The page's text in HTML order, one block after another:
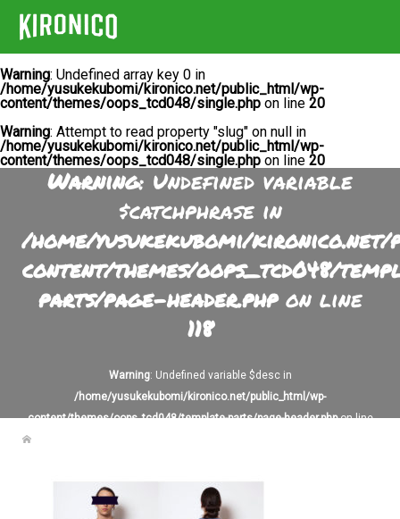
Warning: Undefined array key 0 in
/home/yusukekubomi/kironico.net/public_html/wp-
content/themes/oops_tcd048/single.php on line 20
Warning: Attempt to read property "slug" on null in
/home/yusukekubomi/kironico.net/public_html/wp-
content/themes/oops_tcd048/single.php on line 20
Warning: Undefined variable
$catchphrase in
/home/yusukekubomi/
content/themes/oops_tcd048/
parts/page-header.phpon line
118
Warning: Undefined variable $desc in
/home/yusukekubomi/kironico.net/public_html/wp-
content/themes/oops_tcd048/template-parts/page-header.phpon line